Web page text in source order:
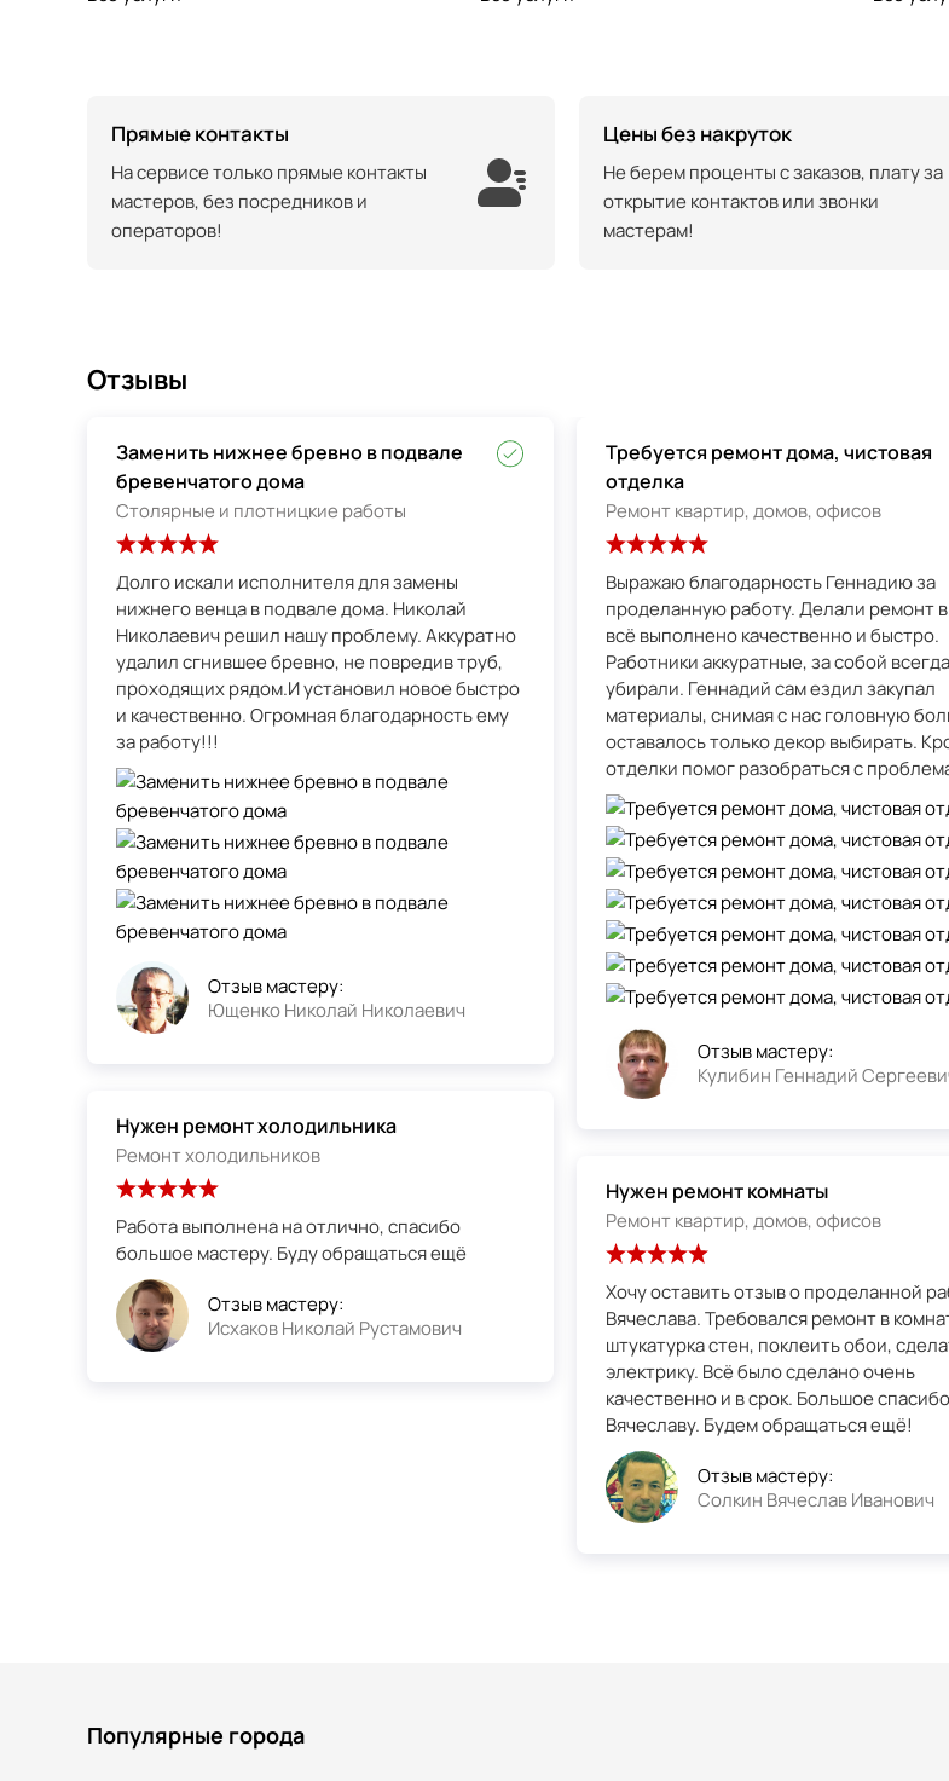
Прямые контакты
На сервисе только прямые контакты
мастеров, без посредников и
операторов!
Цены без накруток
Не берем проценты с заказов, плату за
открытие контактов или звонки
мастерам!
Отзывы
Заменить нижнее бревно в подвале
бревенчатого дома
Столярные и плотницкие работы
Долго искали исполнителя для замены
нижнего венца в подвале дома. Николай
Николаевич решил нашу проблему. Аккуратно
удалил сгнившее бревно, не повредив труб,
проходящих рядом.И установил новое быстро
и качественно. Огромная благодарность ему
за работу!!!
Отзыв мастеру:
Ющенко Николай Николаевич
Нужен ремонт холодильника
Ремонт холодильников
Работа выполнена на отлично, спасибо
большое мастеру. Буду обращаться ещё
Отзыв мастеру:
Исхаков Николай Рустамович
Требуется ремонт дома, чистовая
отделка
Ремонт квартир, домов, офисов
Выражаю благодарность Геннадию за
проделанную работу. Делали ремонт
всё выполнено качественно и быстро.
Работники аккуратные, за собой всегда
убирали. Геннадий сам ездил закупал
материалы, снимая с нас головную
оставалось только декор выбирать.
отделки помог разобраться с
Отзыв мастеру:
Кулибин Геннадий
Нужен ремонт комнаты
Ремонт квартир, домов, офисов
Хочу оставить отзыв о проделанной
Вячеслава. Требовался ремонт в
штукатурка стен, поклеить обои,
электрику. Всё было сделано очень
качественно и в срок. Большое спасибо
Вячеславу. Будем обращаться ещё!
Отзыв мастеру:
Солкин Вячеслав Иванович
Популярные города